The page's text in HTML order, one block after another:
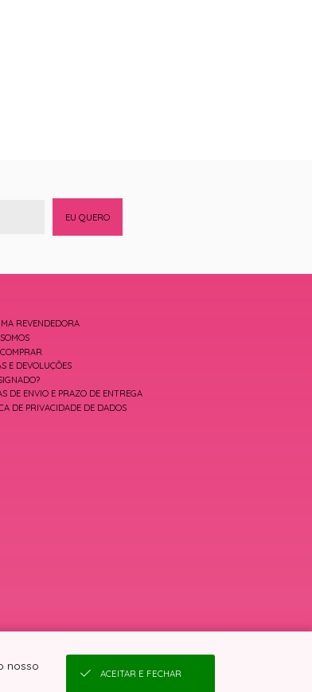
EU QUERO
REVENDEDORA
E DEVOLUÇÕES
DE ENVIO E PRAZO DE ENTREGA
DE PRIVACIDADE DE DADOS
nosso
ACEITAR E FECHAR